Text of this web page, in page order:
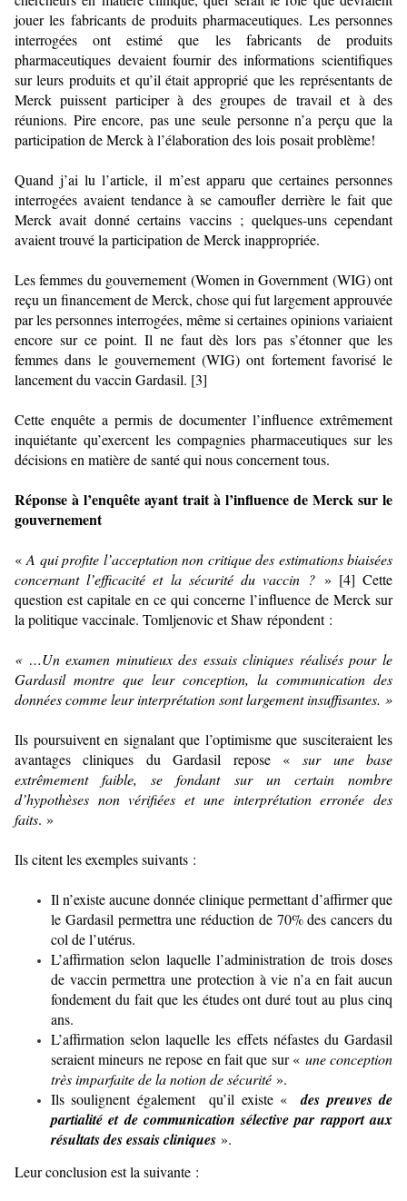
jouer les fabricants de produits pharmaceutiques. Les personnes
interrogées ont estimé que les fabricants de produits
pharmaceutiques devaient fournir des informations scientifiques
sur leurs produits et qu’il était approprié que les représentants de
Merck puissent participer à des groupes de travail et à des
réunions. Pire encore, pas une seule personne n’a perçu que la
participation de Merck à l’élaboration des lois posait problème!
Quand j’ai lu l’article, il m’est apparu que certaines personnes
interrogées avaient tendance à se camoufler derrière le fait que
Merck avait donné certains vaccins ; quelques-uns cependant
avaient trouvé la participation de Merck inappropriée.
Les femmes du gouvernement (Women in Government (WIG) ont
reçu un financement de Merck, chose qui fut largement approuvée
par les personnes interrogées, même si certaines opinions variaient
encore sur ce point. Il ne faut dès lors pas s’étonner que les
femmes dans le gouvernement (WIG) ont fortement favorisé le
lancement du vaccin Gardasil. [3]
Cette enquête a permis de documenter l’influence extrêmement
inquiétante qu’exercent les compagnies pharmaceutiques sur les
décisions en matière de santé qui nous concernent tous.
Réponse à l’enquête ayant trait à l’influence de Merck sur le
gouvernement
«A qui profite l’acceptation non critique des estimations biaisées
concernant l’efficacité et la sécurité du vaccin ? » [4] Cette
question est capitale en ce qui concerne l’influence de Merck sur
la politique vaccinale. Tomljenovic et Shaw répondent :
« …Un examen minutieux des essais cliniques réalisés pour le
Gardasil montre que leur conception, la communication des
données comme leur interprétation sont largement insuffisantes. »
Ils poursuivent en signalant que l’optimisme que susciteraient les
avantages cliniques du Gardasil repose «sur une base
extrêmement faible, se fondant sur un certain nombre
d’hypothèses non vérifiées et une interprétation erronée des
faits. »
Ils citent les exemples suivants :
Il n’existe aucune donnée clinique permettant d’affirmer que
le Gardasil permettra une réduction de 70% des cancers du
col de l’utérus.
L’affirmation selon laquelle l’administration de trois doses
de vaccin permettra une protection à vie n’a en fait aucun
fondement du fait que les études ont duré tout au plus cinq
ans.
L’affirmation selon laquelle les effets néfastes du Gardasil
seraient mineurs ne repose en fait que sur « une conception
très imparfaite de la notion de sécurité ».
Ils soulignent également qu’il existe «des preuves de
partialité et de communication sélective par rapport aux
résultats des essais cliniques ».
Leur conclusion est la suivante :